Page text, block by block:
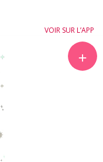
VOIR SUR L’APP
＋